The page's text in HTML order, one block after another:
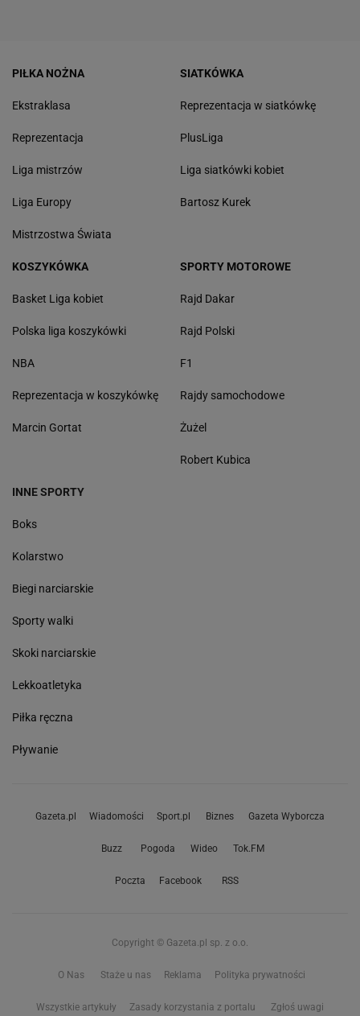
PIŁKA NOŻNA
Ekstraklasa
Reprezentacja
Liga mistrzów
Liga Europy
Mistrzostwa Świata
SIATKÓWKA
Reprezentacja w siatkówkę
PlusLiga
Liga siatkówki kobiet
Bartosz Kurek
KOSZYKÓWKA
Basket Liga kobiet
Polska liga koszykówki
NBA
Reprezentacja w koszykówkę
Marcin Gortat
SPORTY MOTOROWE
Rajd Dakar
Rajd Polski
F1
Rajdy samochodowe
Żużel
Robert Kubica
INNE SPORTY
Boks
Kolarstwo
Biegi narciarskie
Sporty walki
Skoki narciarskie
Lekkoatletyka
Piłka ręczna
Pływanie
Gazeta.pl Wiadomości Sport.pl Biznes Gazeta Wyborcza
Buzz Pogoda Wideo Tok.FM
Poczta Facebook RSS
Copyright © Gazeta.pl sp. z o.o.
O Nas Staże u nas Reklama Polityka prywatności
Wszystkie artykuły Zasady korzystania z portalu Zgłoś uwagi